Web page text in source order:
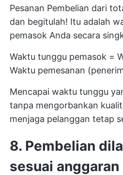
Pesanan Pembelian dari
dan begitulah! Itu adalah
pemasok Anda secara
Waktu tunggu pemasok =
Waktu pemesanan
Mencapai waktu tunggu
tanpa mengorbankan
menjaga pelanggan tetap
8. Pembelian
sesuai